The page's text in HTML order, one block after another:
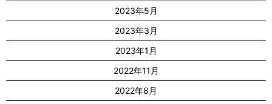
2023年5月
2023年3月
2023年1月
2022年11月
2022年8月